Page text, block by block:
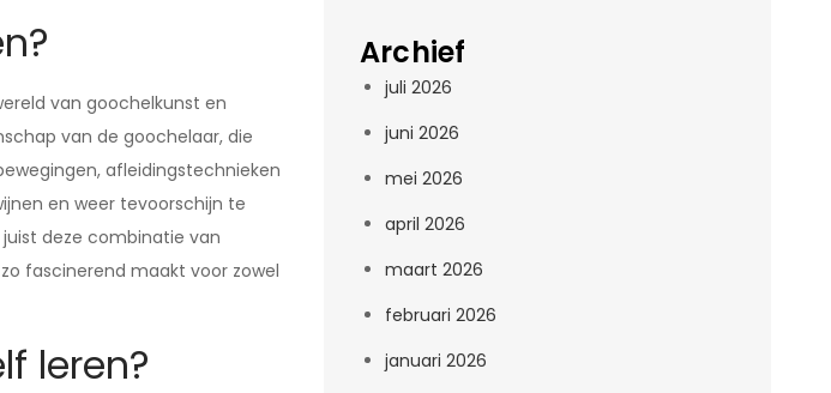
van goochelkunst en
van de goochelaar, die
afleidingstechnieken
en weer tevoorschijn te
deze combinatie van
fascinerend maakt voor zowel
leren?
Archief
juli 2026
juni 2026
mei 2026
april 2026
maart 2026
februari 2026
januari 2026